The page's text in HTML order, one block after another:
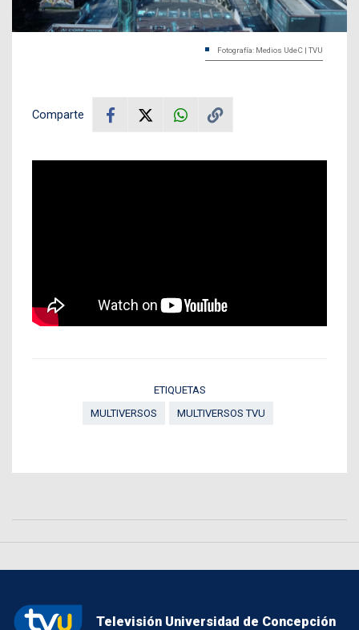
Fotografía: Medios UdeC | TVU
Comparte
ETIQUETAS
MULTIVERSOS
MULTIVERSOS TVU
Televisión Universidad de Concepción